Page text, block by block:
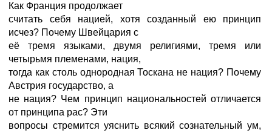
Как Франция продолжает
считать себя нацией, хотя созданный ею принцип
исчез? Почему Швейцария с
её тремя языками, двумя религиями, тремя или
четырьмя племенами, нация,
тогда как столь однородная Тоскана не нация? Почему
Австрия государство, а
не нация? Чем принцип национальностей отличается
от принципа рас? Эти
вопросы стремится уяснить всякий сознательный ум,